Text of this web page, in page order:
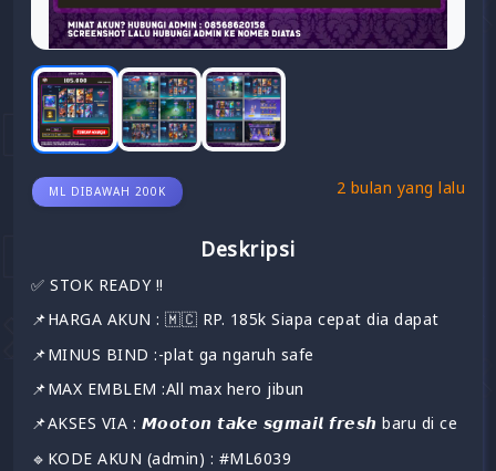
ML DIBAWAH 200K 2 bulan yang lalu
Deskripsi
✅️ STOK READY !!
📌HARGA AKUN : 🇲🇨 RP. 185k Siapa cepat dia dapat
📌MINUS BIND :-plat ga ngaruh safe
📌MAX EMBLEM :All max hero jibun
📌AKSES VIA : 𝙈𝙤𝙤𝙩𝙤𝙣 𝙩𝙖𝙠𝙚 𝙨𝙜𝙢𝙖𝙞𝙡 𝙛𝙧𝙚𝙨𝙝 baru di ce
🔹KODE AKUN (admin) : #ML6039